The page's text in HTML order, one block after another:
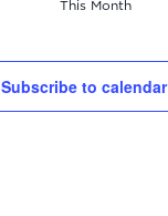
This Month
Subscribe to calendar